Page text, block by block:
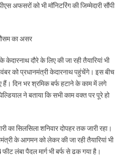
अफसरों को भी मॉनिटरिंग की जिम्मेदारी सौंपी
का असर
केदारनाथ दौरे के लिए की जा रही तैयारियां भी
को प्रधानमंत्री केदारनाथ पहुंचेंगे। इस बीच
हैं। दिन भर श्रमिक बर्फ हटाने के काम में लगे
ने बताया कि सभी काम वक्त पर पूरे हो
का सिलसिला शनिवार दोपहर तक जारी रहा।
के आगमन को लेकर की जा रही तैयारियां भी
लंबा पैदल मार्ग भी बर्फ से ढक गया है।